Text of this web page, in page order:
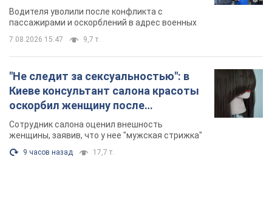
военным и поплатился за это.
Видео
Водителя уволили после конфликта с
пассажирами и оскорблений в адрес военных
7.08.2026 15:47 9,7 т.
"Не следит за сексуальностью": в
Киеве консультант салона красоты
оскорбил женщину после
химиотерапии, разгорелся скандал.
Фото
Сотрудник салона оценил внешность
женщины, заявив, что у нее "мужская стрижка"
9 часов назад 17,7 т.